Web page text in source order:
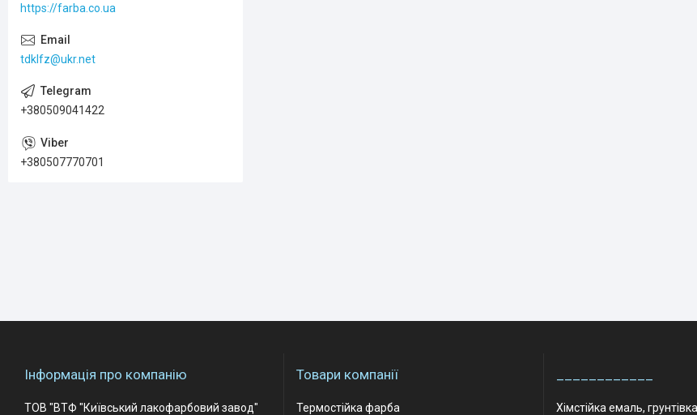
https://farba.co.ua
tdklfz@ukr.net
+380509041422
+380507770701
Інформація про компанію
ТОВ "ВТФ "Київський лакофарбовий завод"
Товари компанії
Термостійка фарба
Хімстійка емаль,